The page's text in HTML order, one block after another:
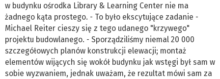
w budynku ośrodka Library & Learning Center nie ma
żadnego kąta prostego. - To było ekscytujące zadanie -
Michael Reiter cieszy się z tego udanego "krzywego"
projektu budowlanego. - Sporządziliśmy niemal 20 000
szczegółowych planów konstrukcji elewacji; montaż
elementów wijących się wokół budynku jak wstęgi był sam w
sobie wyzwaniem, jednak uważam, że rezultat mówi sam za